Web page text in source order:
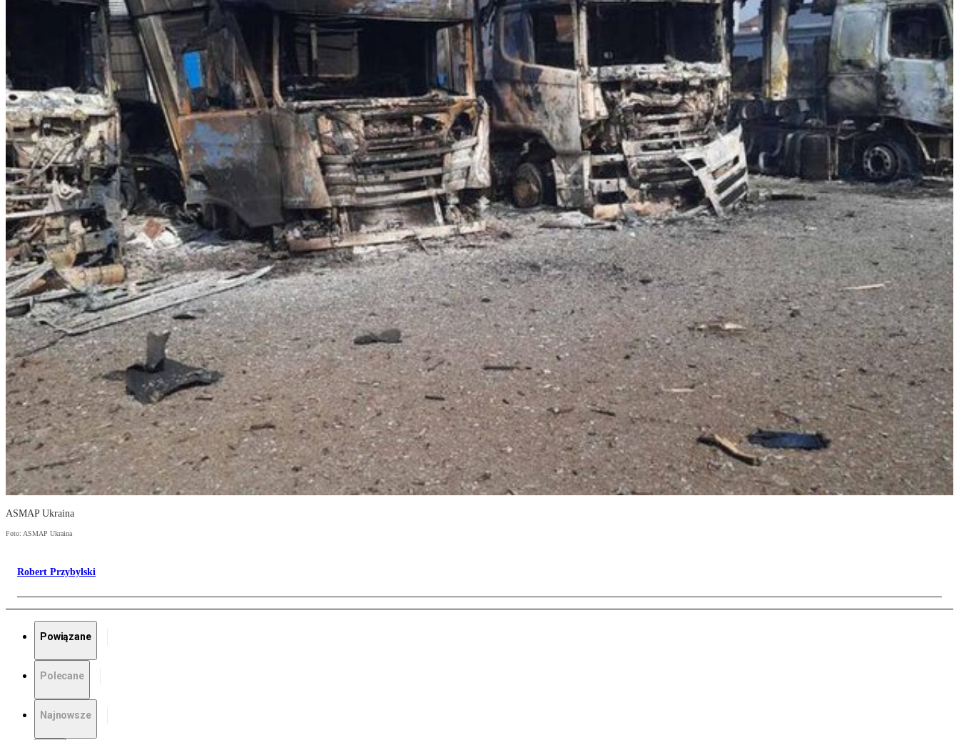
ASMAP Ukraina
Foto: ASMAP Ukraina
Robert Przybylski
Powiązane
Polecane
Najnowsze